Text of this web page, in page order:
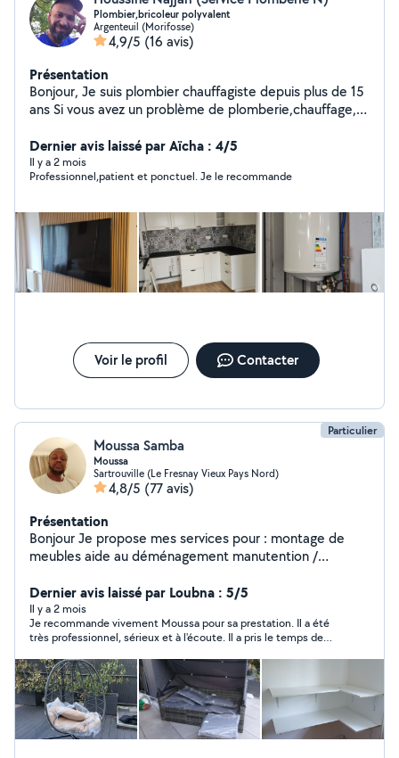
Plombier,bricoleur polyvalent
Argenteuil (Morifosse)
4,9/5 (16 avis)
Présentation
Bonjour, Je suis plombier chauffagiste depuis plus de 15
ans Si vous avez un problème de plomberie,chauffage,
lavabo,douche,baignoire,WC,évier,meuble et réparation
plomberie générale pose et dépose de sanitaire...
J'interviens également dans le montage, démontage de
équipée,carrelage,faïence,parquet,peinture,enduit,élec
tricité Je suis rapidement disponible pour vous proposer
mes services. Travail sérieux et à prix correct N'hésitez
pas à me contacter, je suis véhiculé d'un camion
Dernier avis laissé par Aïcha : 4/5
Il y a 2 mois
Professionnel,patient et ponctuel. Je le recommande
Voir le profil Contacter
Particulier
Moussa Samba
Moussa
Sartrouville (Le Fresnay Vieux Pays Nord)
4,8/5 (77 avis)
Présentation
Bonjour Je propose mes services pour : montage de
meubles aide au déménagement manutention /
Jardinage léger Nettoyage cave / garage Sérieux,
ponctuel, soigneux, Disponible rapidement, même
week-end. Réponse rapide.
Dernier avis laissé par Loubna : 5/5
Il y a 2 mois
Je recommande vivement Moussa pour sa prestation. Il a été
très professionnel, sérieux et à l'écoute. Il a pris le temps de
d'application. Très rassurant et agréable, je suis ravie du
résultat. Vous pouvez lui faire confiance les yeux fermés !